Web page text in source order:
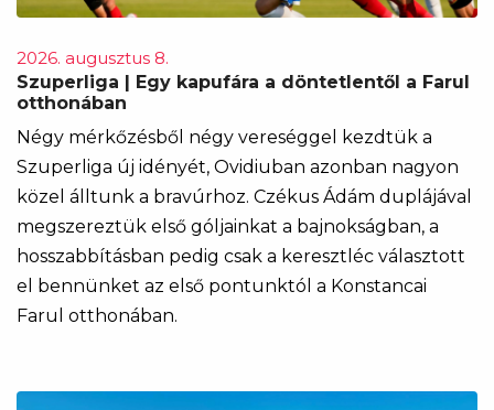
2026. augusztus 8.
Szuperliga | Egy kapufára a döntetlentől a Farul
otthonában
Négy mérkőzésből négy vereséggel kezdtük a
Szuperliga új idényét, Ovidiuban azonban nagyon
közel álltunk a bravúrhoz. Czékus Ádám duplájával
megszereztük első góljainkat a bajnokságban, a
hosszabbításban pedig csak a keresztléc választott
el bennünket az első pontunktól a Konstancai
Farul otthonában.